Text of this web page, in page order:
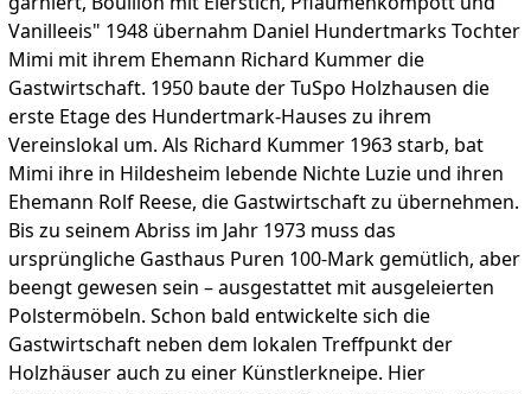
Vanilleeis" 1948 übernahm Daniel Hundertmarks Tochter
Mimi mit ihrem Ehemann Richard Kummer die
Gastwirtschaft. 1950 baute der TuSpo Holzhausen die
erste Etage des Hundertmark-Hauses zu ihrem
Vereinslokal um. Als Richard Kummer 1963 starb, bat
Mimi ihre in Hildesheim lebende Nichte Luzie und ihren
Ehemann Rolf Reese, die Gastwirtschaft zu übernehmen.
Bis zu seinem Abriss im Jahr 1973 muss das
ursprüngliche Gasthaus Puren 100-Mark gemütlich, aber
beengt gewesen sein – ausgestattet mit ausgeleierten
Polstermöbeln. Schon bald entwickelte sich die
Gastwirtschaft neben dem lokalen Treffpunkt der
Holzhäuser auch zu einer Künstlerkneipe. Hier